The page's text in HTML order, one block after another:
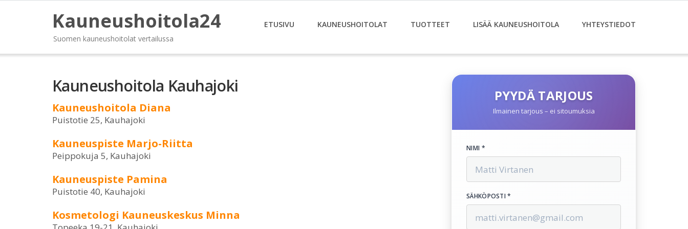
Kauneushoitola24
Suomen kauneushoitolat vertailussa
ETUSIVU KAUNEUSHOITOLAT TUOTTEET LISÄÄ KAUNEUSHOITOLA YHTEYSTIEDOT
Kauneushoitola Kauhajoki
Kauneushoitola Diana
Puistotie 25, Kauhajoki
Kauneuspiste Marjo-Riitta
Peippokuja 5, Kauhajoki
Kauneuspiste Pamina
Puistotie 40, Kauhajoki
Kosmetologi Kauneuskeskus Minna
PYYDÄ TARJOUS
Ilmainen tarjous – ei sitoumuksia
NIMI *
SÄHKÖPOSTI *